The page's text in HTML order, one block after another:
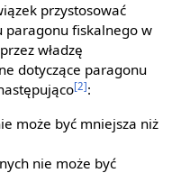
przystosować
paragonu fiskalnego w
władzę
dotyczące paragonu
[2]:
może być mniejsza niż
nie może być